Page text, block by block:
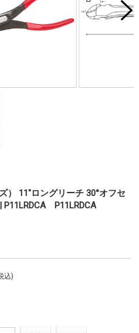
） 11"ロングリーチ 30°オフセ
P11LRDCA P11LRDCA
込)